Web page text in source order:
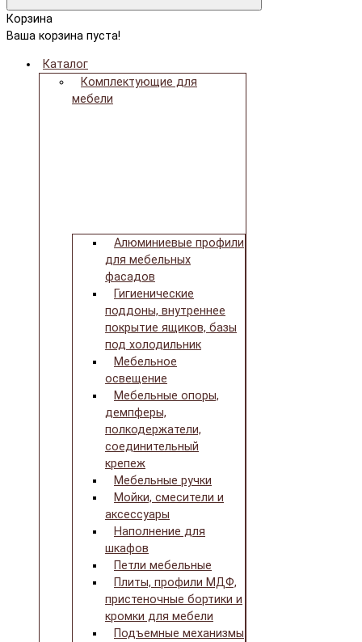
Корзина
Ваша корзина пуста!
Каталог
Комплектующие для
мебели
Алюминиевые профили
для мебельных
фасадов
Гигиенические
поддоны, внутреннее
покрытие ящиков, базы
под холодильник
Мебельное
освещение
Мебельные опоры,
демпферы,
полкодержатели,
соединительный
крепеж
Мебельные ручки
Мойки, смесители и
аксессуары
Наполнение для
шкафов
Петли мебельные
Плиты, профили МДФ,
пристеночные бортики и
кромки для мебели
Подъемные механизмы